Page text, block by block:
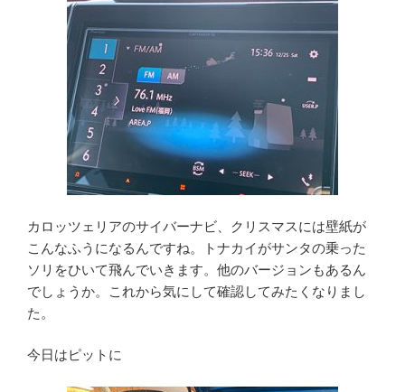
カロッツェリアのサイバーナビ、クリスマスには壁紙が
こんなふうになるんですね。トナカイがサンタの乗った
ソリをひいて飛んでいきます。他のバージョンもあるん
でしょうか。これから気にして確認してみたくなりまし
た。
今日はピットに